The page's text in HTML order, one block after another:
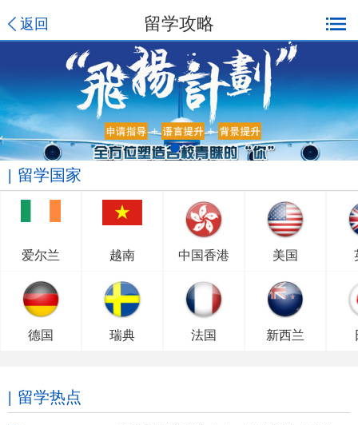
返回 留学攻略
留学国家
爱尔兰 越南 中国香港 美国
德国 瑞典 法国 新西兰
留学热点